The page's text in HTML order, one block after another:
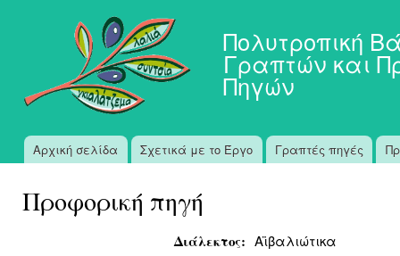
Πολυτροπική
Γραπτών και
Πηγών
Κύριο μενού
Αρχική σελίδα Σχετικά με το Έργο Γραπτές πηγές
Προφορική πηγή
Διάλεκτος: Αϊβαλιώτικα